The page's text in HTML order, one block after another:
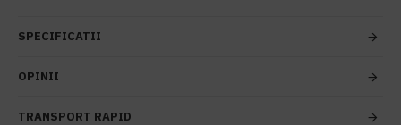
SPECIFICATII
OPINII
TRANSPORT RAPID